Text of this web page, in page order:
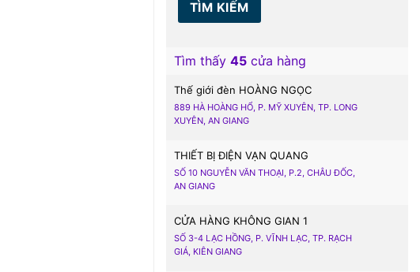
Tìm thấy 45 cửa hàng
Thế giới đèn HOÀNG NGỌC
889 HÀ HOÀNG HỔ, P. MỸ XUYÊN, TP. LONG
XUYÊN, AN GIANG
THIẾT BỊ ĐIỆN VẠN QUANG
SỐ 10 NGUYỄN VĂN THOẠI, P.2, CHÂU ĐỐC,
AN GIANG
CỬA HÀNG KHÔNG GIAN 1
SỐ 3-4 LẠC HỒNG, P. VĨNH LẠC, TP. RẠCH
GIÁ, KIÊN GIANG